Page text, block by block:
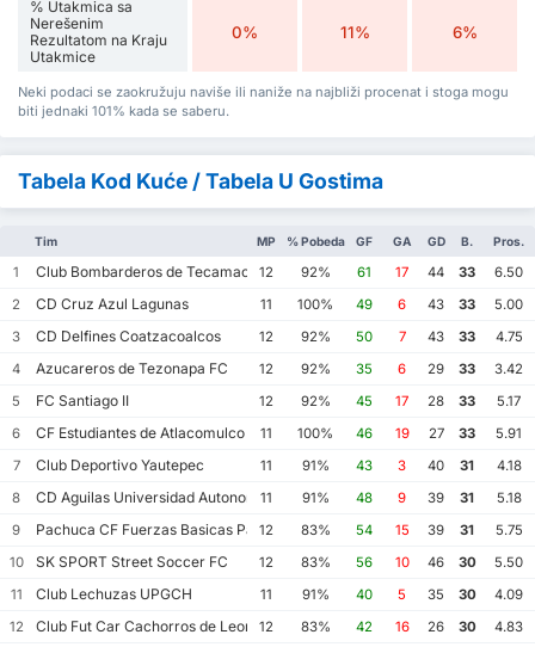
% Utakmica sa
Nerešenim
Rezultatom na Kraju
Utakmice
0% 11% 6%
Neki podaci se zaokružuju naviše ili naniže na najbliži procenat i stoga mogu
biti jednaki 101% kada se saberu.
Tabela Kod Kuće / Tabela U Gostima
Tim MP % Pobeda GF GA GD B. Pros.
1 Club Bombarderos de Tecamac 12 92% 61 17 44 33
6.50
2
CD Cruz Azul Lagunas 11 100% 49 6 43 33
5.00
3
CD Delfines Coatzacoalcos 12 92% 50 7 43 33
4.75
4
Azucareros de Tezonapa FC 12 92% 35 6 29 33
3.42
5
FC Santiago II 12 92% 45 17 28 33
5.17
6
CF Estudiantes de Atlacomulco 11 100% 46 19 27 33
5.91
7
Club Deportivo Yautepec 11 91% 43 3 40 31
4.18
8
CD Aguilas Universidad Autonoma de Guerrero
11 91% 48 9 39 31
5.18
9
Pachuca CF Fuerzas Basicas Pachuca CF III
12 83% 54 15 39 31
5.75
10
SK SPORT Street Soccer FC 12 83% 56 10 46 30
5.50
11
Club Lechuzas UPGCH 11 91% 40 5 35 30
4.09
12
Club Fut Car Cachorros de Leon 12 83% 42 16 26 30
4.83